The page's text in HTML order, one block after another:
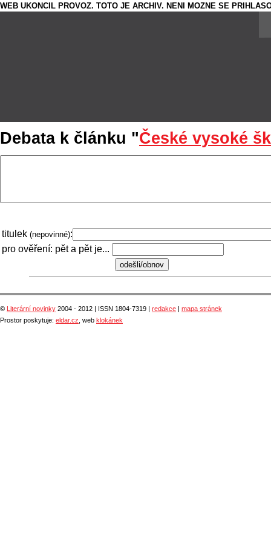
WEB UKONCIL PROVOZ. TOTO JE ARCHIV. NENI MOZNE SE
Debata k článku "České vysoké
titulek (nepovinné):
pro ověření: pět a pět je...
© Literární novinky 2004 - 2012 | ISSN 1804-7319 | redakce | mapa stránek
Prostor poskytuje: eldar.cz , web klokánek